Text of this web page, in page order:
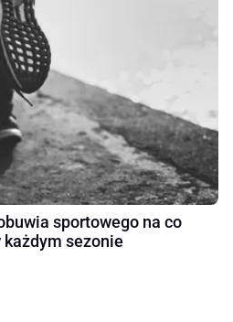
sportowego na co
każdym sezonie